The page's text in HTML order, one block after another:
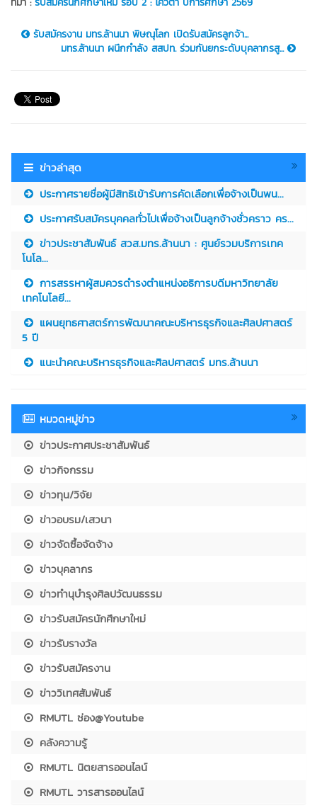
รับสมัครงาน มทร.ล้านนา พิษณุโลก เปิดรับสมัครลูกจ้า...
มทร.ล้านนา ผนึกกำลัง สสปท. ร่วมกันยกระดับบุคลากรสู...
ข่าวล่าสุด
ประกาศรายชื่อผู้มีสิทธิเข้ารับการคัดเลือกเพื่อจ้างเป็นพน...
ประกาศรับสมัครบุคคลทั่วไปเพื่อจ้างเป็นลูกจ้างชั่วคราว คร...
ข่าวประชาสัมพันธ์ สวส.มทร.ล้านนา : ศูนย์รวมบริการเทค
โนโล...
การสรรหาผู้สมควรดำรงตำแหน่งอธิการบดีมหาวิทยาลัย
เทคโนโลยี...
แผนยุทธศาสตร์การพัฒนาคณะบริหารธุรกิจและศิลปศาสตร์
5 ปี
แนะนำคณะบริหารธุรกิจและศิลปศาสตร์ มทร.ล้านนา
หมวดหมู่ข่าว
ข่าวประกาศประชาสัมพันธ์
ข่าวกิจกรรม
ข่าวทุน/วิจัย
ข่าวอบรม/เสวนา
ข่าวจัดซื้อจัดจ้าง
ข่าวบุคลากร
ข่าวทำนุบำรุงศิลปวัฒนธรรม
ข่าวรับสมัครนักศึกษาใหม่
ข่าวรับรางวัล
ข่าวรับสมัครงาน
ข่าววิเทศสัมพันธ์
RMUTL ช่อง@Youtube
คลังความรู้
RMUTL นิตยสารออนไลน์
RMUTL วารสารออนไลน์